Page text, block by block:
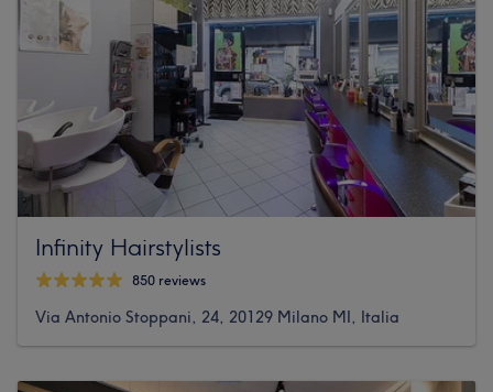
Infinity Hairstylists
850 reviews
Via Antonio Stoppani, 24, 20129 Milano MI, Italia